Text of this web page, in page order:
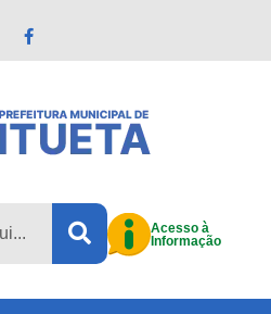
Acesso à
Informação